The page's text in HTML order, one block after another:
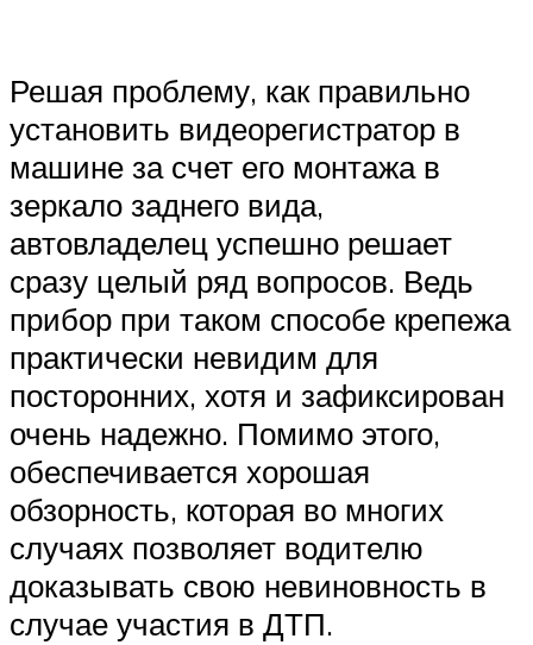
Решая проблему, как правильно
установить видеорегистратор в
машине за счет его монтажа в
зеркало заднего вида,
автовладелец успешно решает
сразу целый ряд вопросов. Ведь
прибор при таком способе крепежа
практически невидим для
посторонних, хотя и зафиксирован
очень надежно. Помимо этого,
обеспечивается хорошая
обзорность, которая во многих
случаях позволяет водителю
доказывать свою невиновность в
случае участия в ДТП.